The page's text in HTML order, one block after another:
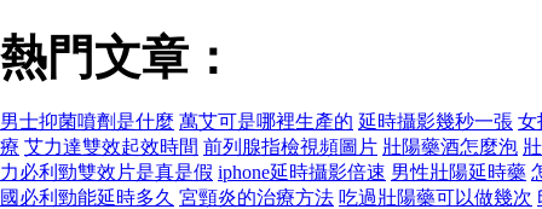
熱門文章：
男士抑菌噴劑是什麼 萬艾可是哪裡生產的 延時攝影幾秒一張 女
療 艾力達雙效起效時間 前列腺指檢視頻圖片 壯陽藥酒怎麼泡
力必利勁雙效片是真是假 iphone延時攝影倍速 男性壯陽延時藥
國必利勁能延時多久 宮頸炎的治療方法 吃過壯陽藥可以做幾次